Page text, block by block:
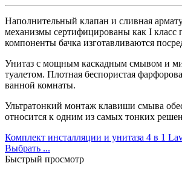
Наполнительный клапан и сливная
механизмы сертифицированы как I класс
компоненты бачка изготавливаются
Унитаз с мощным каскадным смывом и
туалетом. Плотная беспористая
ванной комнаты.
Ультратонкий монтаж клавиши смыва
относится к одним из самых тонких
Комплект инсталляции и унитаза 4 в 1
Выбрать ...
Быстрый просмотр